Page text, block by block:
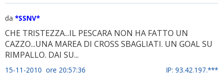
da *SSNV*
CHE TRISTEZZA...IL PESCARA NON HA FATTO UN
CAZZO...UNA MAREA DI CROSS SBAGLIATI. UN GOAL SU
RIMPALLO. DAI SU...
15-11-2010 ore 20:57:36 IP: 93.42.197.***